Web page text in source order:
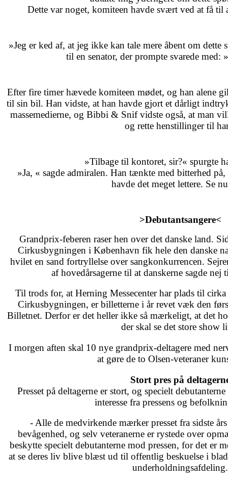
Dette var noget, komiteen havde svært ved at få til
»Jeg er ked af, at jeg ikke kan tale mere åbent om dette
til en senator, der prompte svarede med:
Efter fire timer hævede komiteen mødet, og han alene
til sin bil. Han vidste, at han havde gjort et dårligt
massemedierne, og Bibbi & Snif vidste også, at man
og rette henstillinger til
»Tilbage til kontoret, sir?« spurgte
»Ja, « sagde admiralen. Han tænkte med bitterhed
havde det meget lettere. Se
>Debutantsangere<
Grandprix-feberen raser hen over det danske land.
Cirkusbygningen i København fik hele den danske
hvilet en sand fortryllelse over sangkonkurrencen.
af hovedårsagerne til at danskerne sagde nej
Til trods for, at Herning Messecenter har plads til
Cirkusbygningen, er billetterne i år revet væk den
Billetnet. Derfor er det heller ikke så mærkeligt, at det
der skal se det store show
I morgen aften skal 10 nye grandprix-deltagere med
at gøre de to Olsen-veteraner
Stort pres på
Presset på deltagerne er stort, og specielt
interesse fra pressens og
- Alle de medvirkende mærker presset fra sidste
bevågenhed, og selv veteranerne er rystede over
beskytte specielt debutanterne mod pressen, for det er
at se deres liv blive blæst ud til offentlig beskuelse i
underholdningsafdeling.